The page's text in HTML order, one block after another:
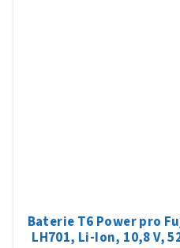
Baterie T6 Power pro
LH701, Li-Ion, 10,8 V,